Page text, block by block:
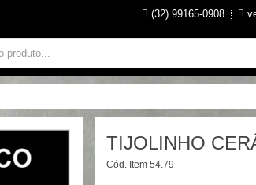
(32) 99165-0908
TIJOLINHO
Cód. Item 54.79